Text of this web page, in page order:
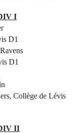
I
D1
D1
Collège de Lévis
II